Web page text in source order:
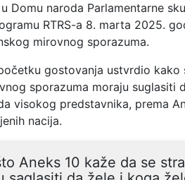
Domu naroda Parlamentarne
RTRS-a 8. marta 2025.
mirovnog sporazuma.
gostovanja ustvrdio kako
sporazuma moraju suglasiti
visokog predstavnika, prema
nacija.
Aneks 10 kaže da se